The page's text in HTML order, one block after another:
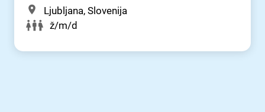
Ljubljana, Slovenija
ž/m/d